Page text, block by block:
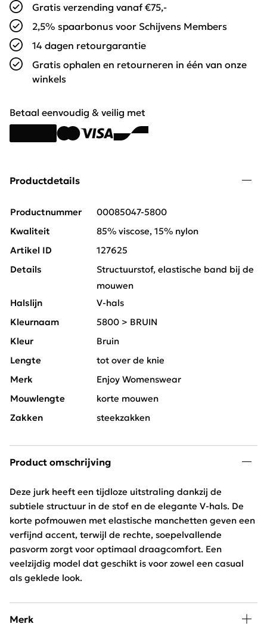
Gratis verzending vanaf €75,-
2,5% spaarbonus voor Schijvens Members
14 dagen retourgarantie
Gratis ophalen en retourneren in één van onze
winkels
Betaal eenvoudig & veilig met
Productdetails
Productnummer
00085047-5800
Kwaliteit
85% viscose, 15% nylon
Artikel ID
127625
Details
Structuurstof, elastische band bij de
mouwen
Halslijn
V-hals
Kleurnaam
5800 > BRUIN
Kleur
Bruin
Lengte
tot over de knie
Merk
Enjoy Womenswear
Mouwlengte
korte mouwen
Zakken
steekzakken
Product omschrijving
Deze jurk heeft een tijdloze uitstraling dankzij de
subtiele structuur in de stof en de elegante V-hals. De
korte pofmouwen met elastische manchetten geven een
verfijnd accent, terwijl de rechte, soepelvallende
pasvorm zorgt voor optimaal draagcomfort. Een
veelzijdig model dat geschikt is voor zowel een casual
als geklede look.
Merk